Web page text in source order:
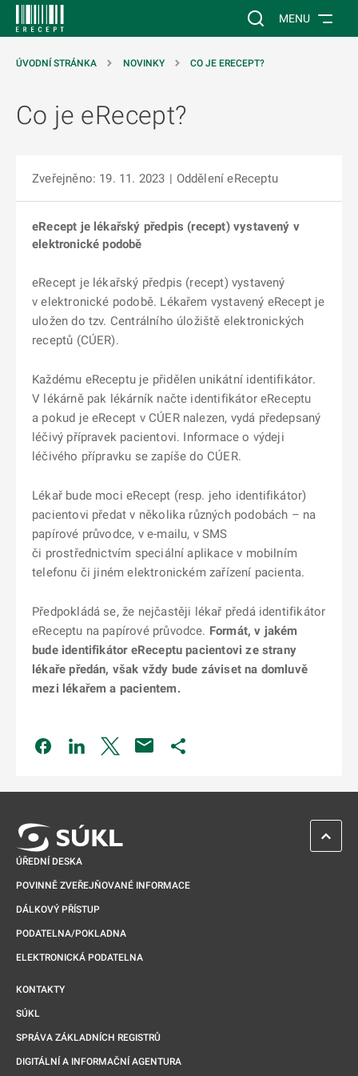
Vyhledávání na
MENU
ÚVODNÍ STRÁNKA NOVINKY CO JE ERECEPT?
Co je eRecept?
Zveřejněno: 19. 11. 2023 | Oddělení eReceptu
eRecept je lékařský předpis (recept) vystavený v
elektronické podobě
eRecept je lékařský předpis (recept) vystavený
v elektronické podobě. Lékařem vystavený eRecept je
uložen do tzv. Centrálního úložiště elektronických
receptů (CÚER).
Každému eReceptu je přidělen unikátní identifikátor.
V lékárně pak lékárník načte identifikátor eReceptu
a pokud je eRecept v CÚER nalezen, vydá předepsaný
léčivý přípravek pacientovi. Informace o výdeji
léčivého přípravku se zapíše do CÚER.
Lékař bude moci eRecept (resp. jeho identifikátor)
pacientovi předat v několika různých podobách – na
papírové průvodce, v e-mailu, v SMS
či prostřednictvím speciální aplikace v mobilním
telefonu či jiném elektronickém zařízení pacienta.
Předpokládá se, že nejčastěji lékař předá identifikátor
eReceptu na papírové průvodce. Formát, v jakém
bude identifikátor eReceptu pacientovi ze strany
lékaře předán, však vždy bude záviset na domluvě
mezi lékařem a pacientem.
Odkaz se otevře na nové kartě
Odkaz se otevře na nové kartě
Odkaz se otevře na nové kartě
ÚŘEDNÍ DESKA
POVINNĚ ZVEŘEJŇOVANÉ INFORMACE
DÁLKOVÝ PŘÍSTUP
PODATELNA/POKLADNA
ELEKTRONICKÁ PODATELNA
KONTAKTY
SÚKL
SPRÁVA ZÁKLADNÍCH REGISTRŮ
DIGITÁLNÍ A INFORMAČNÍ AGENTURA
ZPĚT